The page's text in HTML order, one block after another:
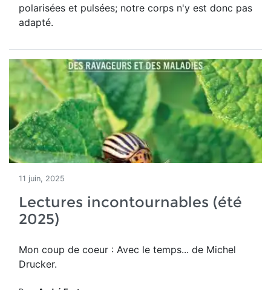
polarisées et pulsées; notre corps n'y est donc pas
adapté.
11 juin, 2025
Lectures incontournables (été
2025)
Mon coup de coeur : Avec le temps... de Michel
Drucker.